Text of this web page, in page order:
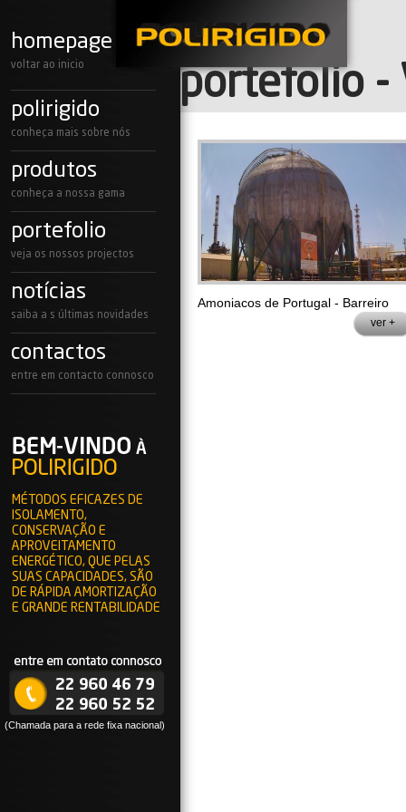
homepage
voltar ao inicio
polirigido
conheça mais sobre nós
produtos
conheça a nossa gama
portefolio
veja os nossos projectos
notícias
saiba a s últimas novidades
contactos
entre em contacto connosco
MÉTODOS EFICAZES DE
ISOLAMENTO,
CONSERVAÇÃO E
APROVEITAMENTO
ENERGÉTICO, QUE PELAS
SUAS CAPACIDADES, SÃO
DE RÁPIDA AMORTIZAÇÃO
E GRANDE RENTABILIDADE
(Chamada para a rede fixa nacional)
portefolio -
Amoniacos de Portugal - Barreiro
ver +